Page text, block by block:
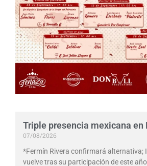
Triple presencia mexicana en
07/08/2026
*Fermín Rivera confirmará alternativa;
vuelve tras su participación de este